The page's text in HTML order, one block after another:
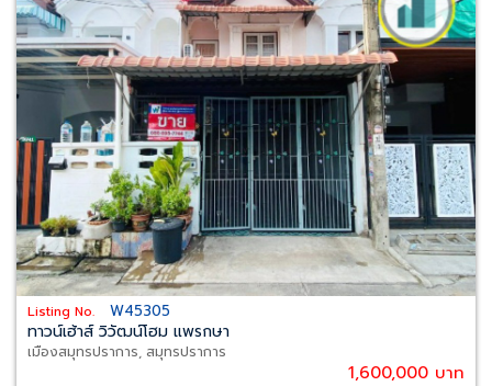
Listing No. W45305
ทาวน์เฮ้าส์ วิวัฒน์โฮม แพรกษา
เมืองสมุทรปราการ, สมุทรปราการ
1,600,000 บาท